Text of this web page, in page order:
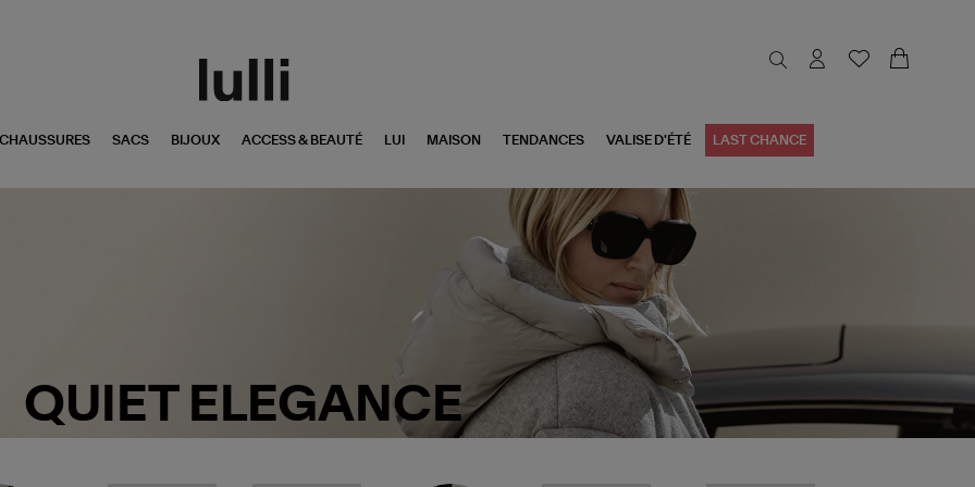
CHAUSSURES SACS BIJOUX ACCESS & BEAUTÉ LUI MAISON TENDANCES VALISE D'ÉTÉ LAST CHANCE
QUIET ELEGANCE